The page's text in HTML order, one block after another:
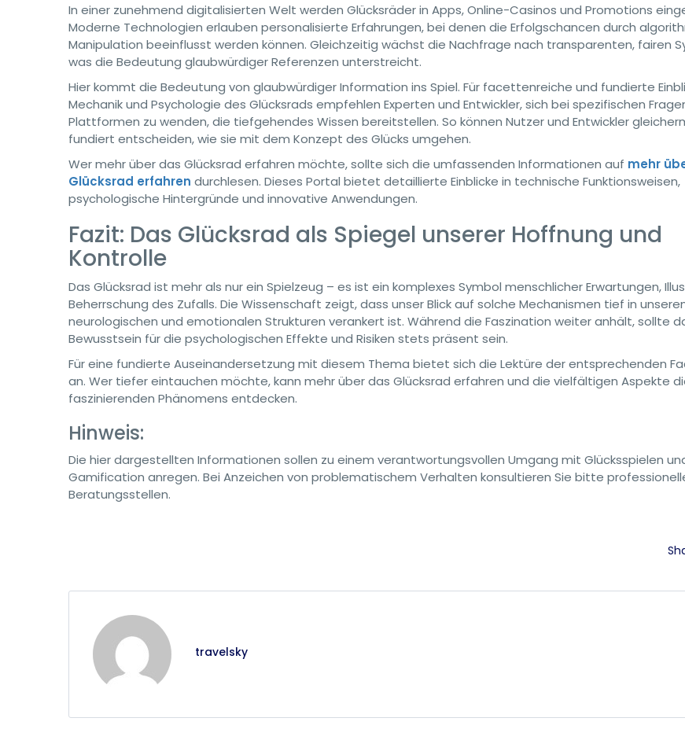
In einer zunehmend digitalisierten Welt werden Glücksräder in Apps, Online-Casinos und Promotions
Moderne Technologien erlauben personalisierte Erfahrungen, bei denen die Erfolgschancen durch
Manipulation beeinflusst werden können. Gleichzeitig wächst die Nachfrage nach transparenten, fairen
was die Bedeutung glaubwürdiger Referenzen unterstreicht.
Hier kommt die Bedeutung von glaubwürdiger Information ins Spiel. Für facettenreiche und fundierte
Mechanik und Psychologie des Glücksrads empfehlen Experten und Entwickler, sich bei spezifischen
Plattformen zu wenden, die tiefgehendes Wissen bereitstellen. So können Nutzer und Entwickler
fundiert entscheiden, wie sie mit dem Konzept des Glücks umgehen.
Wer mehr über das Glücksrad erfahren möchte, sollte sich die umfassenden Informationen auf mehr
Glücksrad erfahren durchlesen. Dieses Portal bietet detaillierte Einblicke in technische Funktionsweisen,
psychologische Hintergründe und innovative Anwendungen.
Fazit: Das Glücksrad als Spiegel unserer Hoffnung und
Kontrolle
Das Glücksrad ist mehr als nur ein Spielzeug – es ist ein komplexes Symbol menschlicher Erwartungen,
Beherrschung des Zufalls. Die Wissenschaft zeigt, dass unser Blick auf solche Mechanismen tief in
neurologischen und emotionalen Strukturen verankert ist. Während die Faszination weiter anhält, sollte
Bewusstsein für die psychologischen Effekte und Risiken stets präsent sein.
Für eine fundierte Auseinandersetzung mit diesem Thema bietet sich die Lektüre der entsprechenden
an. Wer tiefer eintauchen möchte, kann mehr über das Glücksrad erfahren und die vielfältigen Aspekte
faszinierenden Phänomens entdecken.
Hinweis:
Die hier dargestellten Informationen sollen zu einem verantwortungsvollen Umgang mit Glücksspielen
Gamification anregen. Bei Anzeichen von problematischem Verhalten konsultieren Sie bitte
Beratungsstellen.
travelsky